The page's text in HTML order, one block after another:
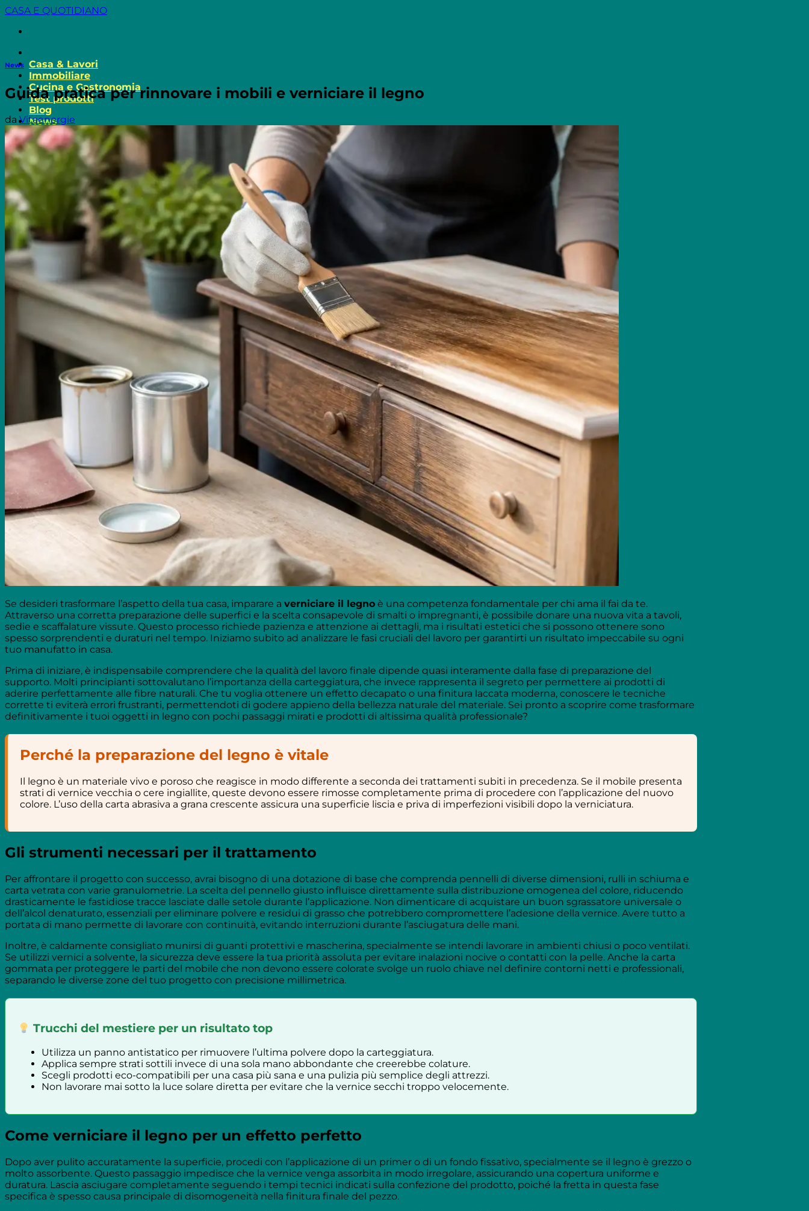
Salta
contenuti
CASA E QUOTIDIANO
Casa & Lavori
Immobiliare
Cucina e Gastronomia
Test prodotti
Blog
News
News
Guida pratica per rinnovare i mobili e verniciare il legno
daVitaenergie
Se desideri trasformare l’aspetto della tua casa, imparare a verniciare il legno è una competenza fondamentale per chi ama il fai da te.
Attraverso una corretta preparazione delle superfici e la scelta consapevole di smalti o impregnanti, è possibile donare una nuova vita a tavoli,
sedie e scaffalature vissute. Questo processo richiede pazienza e attenzione ai dettagli, ma i risultati estetici che si possono ottenere sono
spesso sorprendenti e duraturi nel tempo. Iniziamo subito ad analizzare le fasi cruciali del lavoro per garantirti un risultato impeccabile su ogni
tuo manufatto in casa.
Prima di iniziare, è indispensabile comprendere che la qualità del lavoro finale dipende quasi interamente dalla fase di preparazione del
supporto. Molti principianti sottovalutano l’importanza della carteggiatura, che invece rappresenta il segreto per permettere ai prodotti di
aderire perfettamente alle fibre naturali. Che tu voglia ottenere un effetto decapato o una finitura laccata moderna, conoscere le tecniche
corrette ti eviterà errori frustranti, permettendoti di godere appieno della bellezza naturale del materiale. Sei pronto a scoprire come trasformare
definitivamente i tuoi oggetti in legno con pochi passaggi mirati e prodotti di altissima qualità professionale?
Perché la preparazione del legno è vitale
Il legno è un materiale vivo e poroso che reagisce in modo differente a seconda dei trattamenti subiti in precedenza. Se il mobile presenta
strati di vernice vecchia o cere ingiallite, queste devono essere rimosse completamente prima di procedere con l’applicazione del nuovo
colore. L’uso della carta abrasiva a grana crescente assicura una superficie liscia e priva di imperfezioni visibili dopo la verniciatura.
Gli strumenti necessari per il trattamento
Per affrontare il progetto con successo, avrai bisogno di una dotazione di base che comprenda pennelli di diverse dimensioni, rulli in schiuma e
carta vetrata con varie granulometrie. La scelta del pennello giusto influisce direttamente sulla distribuzione omogenea del colore, riducendo
drasticamente le fastidiose tracce lasciate dalle setole durante l’applicazione. Non dimenticare di acquistare un buon sgrassatore universale o
dell’alcol denaturato, essenziali per eliminare polvere e residui di grasso che potrebbero compromettere l’adesione della vernice. Avere tutto a
portata di mano permette di lavorare con continuità, evitando interruzioni durante l’asciugatura delle mani.
Inoltre, è caldamente consigliato munirsi di guanti protettivi e mascherina, specialmente se intendi lavorare in ambienti chiusi o poco ventilati.
Se utilizzi vernici a solvente, la sicurezza deve essere la tua priorità assoluta per evitare inalazioni nocive o contatti con la pelle. Anche la carta
gommata per proteggere le parti del mobile che non devono essere colorate svolge un ruolo chiave nel definire contorni netti e professionali,
separando le diverse zone del tuo progetto con precisione millimetrica.
Trucchi del mestiere per un risultato top
Utilizza un panno antistatico per rimuovere l’ultima polvere dopo la carteggiatura.
Applica sempre strati sottili invece di una sola mano abbondante che creerebbe colature.
Scegli prodotti eco-compatibili per una casa più sana e una pulizia più semplice degli attrezzi.
Non lavorare mai sotto la luce solare diretta per evitare che la vernice secchi troppo velocemente.
Come verniciare il legno per un effetto perfetto
Dopo aver pulito accuratamente la superficie, procedi con l’applicazione di un primer o di un fondo fissativo, specialmente se il legno è grezzo o
molto assorbente. Questo passaggio impedisce che la vernice venga assorbita in modo irregolare, assicurando una copertura uniforme e
duratura. Lascia asciugare completamente seguendo i tempi tecnici indicati sulla confezione del prodotto, poiché la fretta in questa fase
specifica è spesso causa principale di disomogeneità nella finitura finale del pezzo.